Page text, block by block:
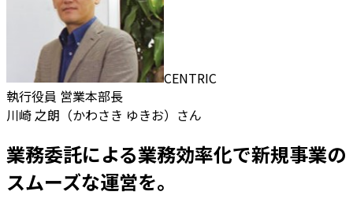
CENTRIC
執行役員 営業本部長
川崎 之朗（かわさき ゆきお）さん
業務委託による業務効率化で新規事業の
スムーズな運営を。